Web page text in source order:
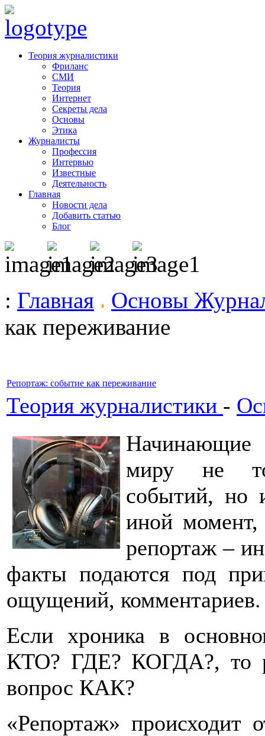
Теория журналистики
Фриланс
СМИ
Теория
Интернет
Секреты дела
Основы
Этика
Журналисты
Профессия
Интервью
Известные
Деятельность
Главная
Новости дела
Добавить статью
Блог
: Главная
Основы
как переживание
Репортаж: событие как переживание
Теория журналистики -
Начинающие
миру не
событий, но
иной момент,
репортаж –
факты подаются под
ощущений, комментариев.
Если хроника в
КТО? ГДЕ? КОГДА?, то
вопрос КАК?
«Репортаж» происходит